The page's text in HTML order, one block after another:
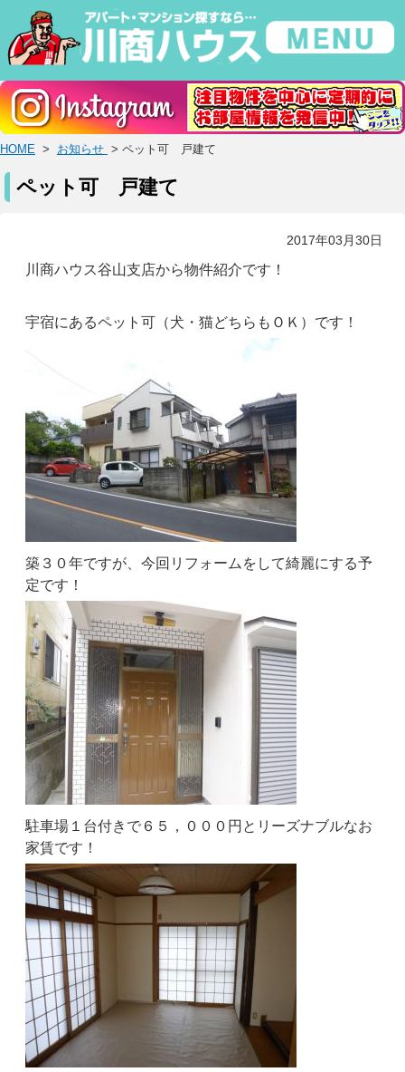
HOME > お知らせ > ペット可 戸建て
ペット可 戸建て
2017年03月30日
川商ハウス谷山支店から物件紹介です！
宇宿にあるペット可（犬・猫どちらもＯＫ）です！
築３０年ですが、今回リフォームをして綺麗にする予
定です！
駐車場１台付きで６５，０００円とリーズナブルなお
家賃です！